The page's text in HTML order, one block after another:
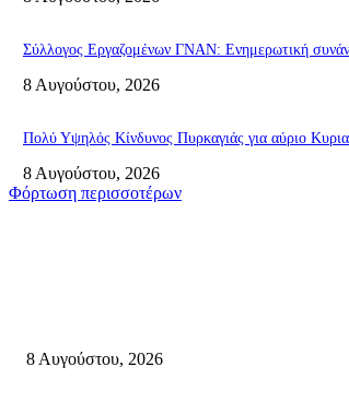
Σύλλογος Εργαζομένων ΓΝΑΝ: Ενημερωτική
8 Αυγούστου, 2026
Πολύ Υψηλός Κίνδυνος Πυρκαγιάς για αύριο
8 Αυγούστου, 2026
Φόρτωση περισσοτέρων
8 Αυγούστου, 2026